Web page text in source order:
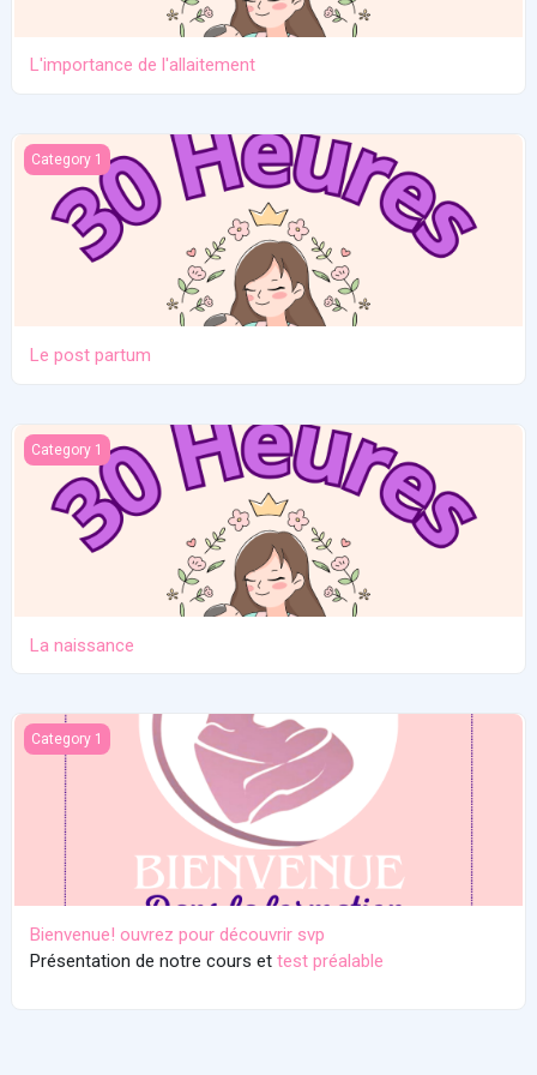
L'importance de l'allaitement
Le post partum
Category 1
Le post partum
La naissance
Category 1
La naissance
Bienvenue! ouvrez pour découvrir svp
Category 1
Bienvenue! ouvrez pour découvrir svp
Présentation de notre cours et test préalable